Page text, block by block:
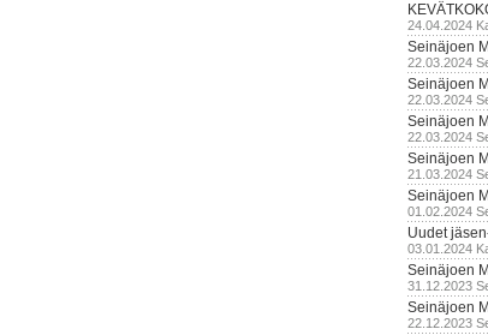
24.04.2024
Seinäjoen
22.03.2024
Seinäjoen
22.03.2024
Seinäjoen
22.03.2024
Seinäjoen
21.03.2024
Seinäjoen
01.02.2024
Uudet
03.01.2024
Seinäjoen
31.12.2023
Seinäjoen
22.12.2023